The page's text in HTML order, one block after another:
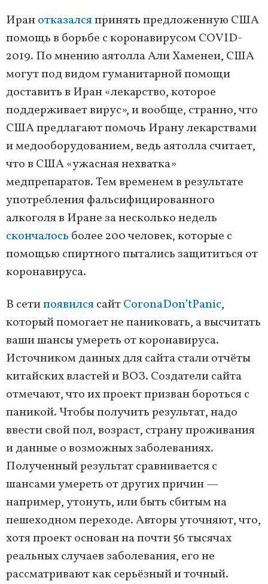
Иранотказалсяпринять предложенную США
помощь в борьбе с коронавирусом COVID-
2019. По мнению аятолла Али Хаменеи, США
могут под видом гуманитарной помощи
доставить в Иран «лекарство, которое
поддерживает вирус», и вообще, странно, что
США предлагают помочь Ирану лекарствами
и медооборудованием, ведь аятолла считает,
что в США «ужасная нехватка»
медпрепаратов. Тем временем в результате
употребления фальсифицированного
алкоголя в Иране за несколько недель
скончалось более 200 человек, которые с
помощью спиртного пытались защититься от
коронавируса.
В сетипоявилсясайтCoronaDon’tPanic,
который помогает не паниковать, а высчитать
ваши шансы умереть от коронавируса.
Источником данных для сайта стали отчёты
китайских властей и ВОЗ. Создатели сайта
отмечают, что их проект призван бороться с
паникой. Чтобы получить результат, надо
ввести свой пол, возраст, страну проживания
и данные о возможных заболеваниях.
Полученный результат сравнивается с
шансами умереть от других причин —
например, утонуть, или быть сбитым на
пешеходном переходе. Авторы уточняют, что,
хотя проект основан на почти 56 тысячах
реальных случаев заболевания, его не
рассматривают как серьёзный и точный.